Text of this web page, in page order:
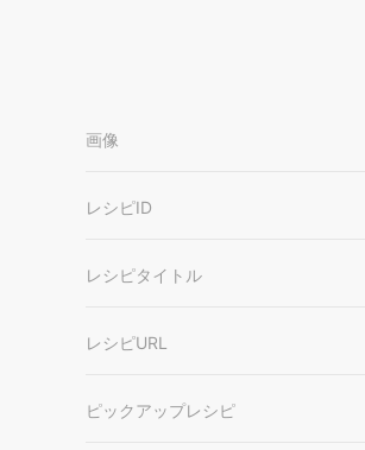
画像
レシピID
レシピタイトル
レシピURL
ピックアップレシピ